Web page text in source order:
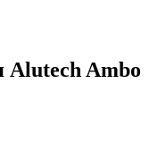
Alutech Ambo